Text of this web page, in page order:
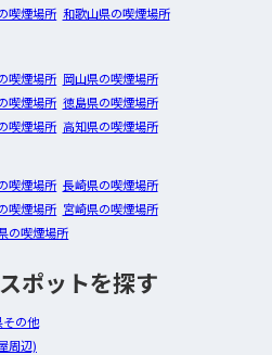
喫煙場所 和歌山県の喫煙場所
喫煙場所 岡山県の喫煙場所
喫煙場所 徳島県の喫煙場所
喫煙場所 高知県の喫煙場所
喫煙場所 長崎県の喫煙場所
喫煙場所 宮崎県の喫煙場所
の喫煙場所
ポットを探す
の他
周辺)